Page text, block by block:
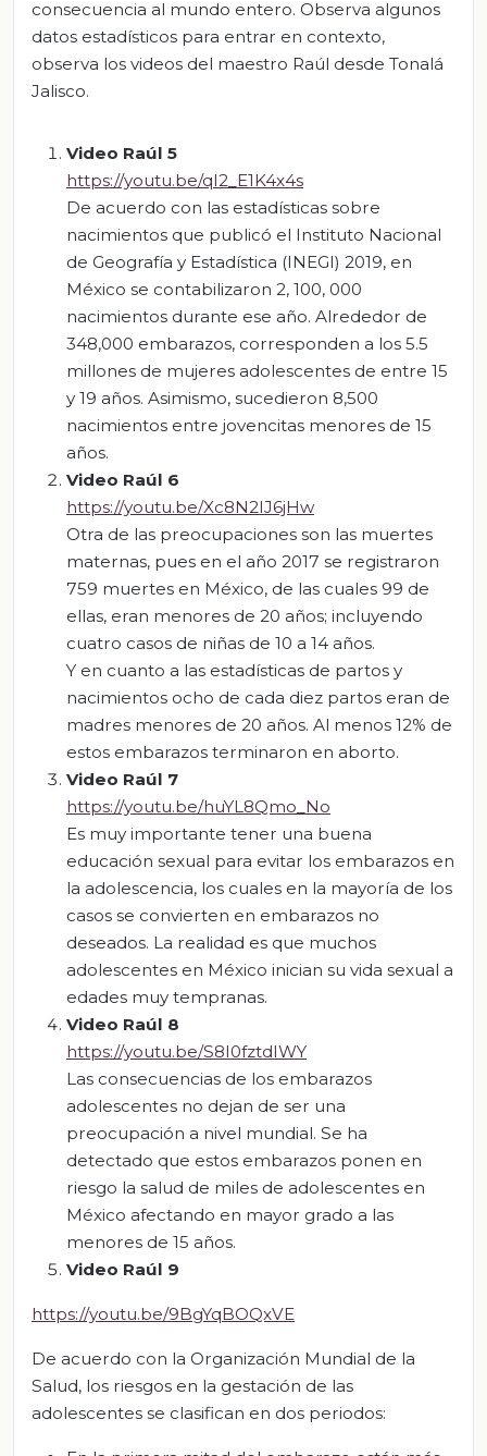
consecuencia al mundo entero. Observa algunos
datos estadísticos para entrar en contexto,
observa los videos del maestro Raúl desde Tonalá
Jalisco.
Video Raúl 5
https://youtu.be/qI2_E1K4x4s
De acuerdo con las estadísticas sobre
nacimientos que publicó el Instituto Nacional
de Geografía y Estadística (INEGI) 2019, en
México se contabilizaron 2, 100, 000
nacimientos durante ese año. Alrededor de
348,000 embarazos, corresponden a los 5.5
millones de mujeres adolescentes de entre 15
y 19 años. Asimismo, sucedieron 8,500
nacimientos entre jovencitas menores de 15
años.
Video Raúl 6
https://youtu.be/Xc8N2IJ6jHw
Otra de las preocupaciones son las muertes
maternas, pues en el año 2017 se registraron
759 muertes en México, de las cuales 99 de
ellas, eran menores de 20 años; incluyendo
cuatro casos de niñas de 10 a 14 años.
Y en cuanto a las estadísticas de partos y
nacimientos ocho de cada diez partos eran de
madres menores de 20 años. Al menos 12% de
estos embarazos terminaron en aborto.
Video Raúl 7
https://youtu.be/huYL8Qmo_No
Es muy importante tener una buena
educación sexual para evitar los embarazos en
la adolescencia, los cuales en la mayoría de los
casos se convierten en embarazos no
deseados. La realidad es que muchos
adolescentes en México inician su vida sexual a
edades muy tempranas.
Video Raúl 8
https://youtu.be/S8I0fztdIWY
Las consecuencias de los embarazos
adolescentes no dejan de ser una
preocupación a nivel mundial. Se ha
detectado que estos embarazos ponen en
riesgo la salud de miles de adolescentes en
México afectando en mayor grado a las
menores de 15 años.
Video Raúl 9
https://youtu.be/9BgYqBOQxVE
De acuerdo con la Organización Mundial de la
Salud, los riesgos en la gestación de las
adolescentes se clasifican en dos periodos: